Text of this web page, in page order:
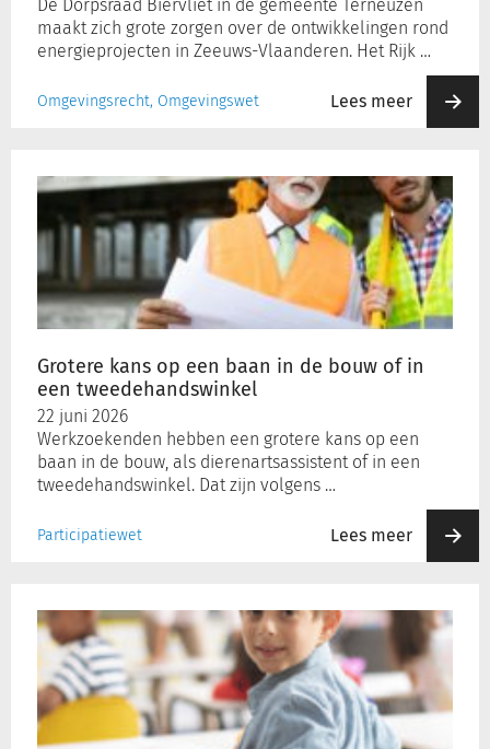
De Dorpsraad Biervliet in de gemeente Terneuzen
maakt zich grote zorgen over de ontwikkelingen rond
energieprojecten in Zeeuws-Vlaanderen. Het Rijk …
Omgevingsrecht, Omgevingswet Lees meer
Grotere kans op een baan in de bouw of in
een tweedehandswinkel
22 juni 2026
Werkzoekenden hebben een grotere kans op een
baan in de bouw, als dierenartsassistent of in een
tweedehandswinkel. Dat zijn volgens …
Participatiewet Lees meer
kans
een
bouw
een
tweedehandswinkel
RSJ:
stop
met
aanpak
schoolverzuim